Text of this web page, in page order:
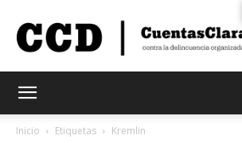
Inicio Etiquetas Kremlin